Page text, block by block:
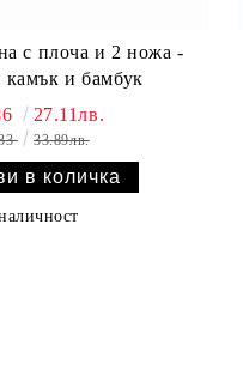
с плоча и 2 ножа -
камък и бамбук
27.11лв.
33.89лв.